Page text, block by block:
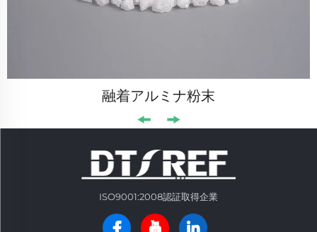
融着アルミナ粉末
ISO9001:2008認証取得企業